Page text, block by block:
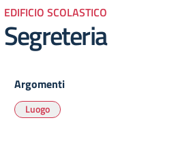
EDIFICIO SCOLASTICO
Segreteria
Argomenti
Luogo